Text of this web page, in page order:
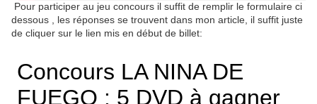
Pour participer au jeu concours il suffit de remplir le formulaire ci
dessous , les réponses se trouvent dans mon article, il suffit juste
de cliquer sur le lien mis en début de billet: